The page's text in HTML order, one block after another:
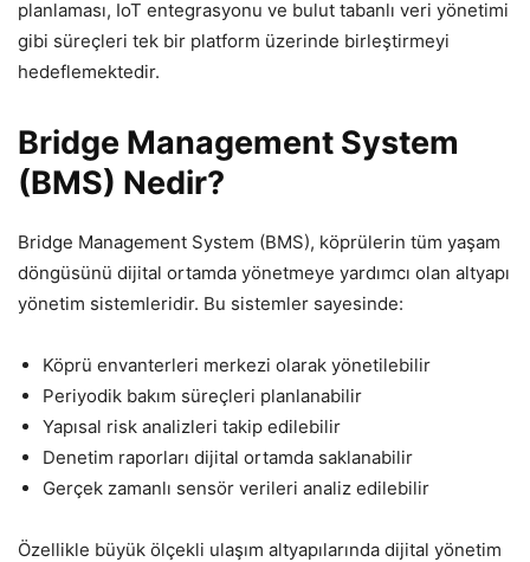
planlaması, IoT entegrasyonu ve bulut tabanlı veri yönetimi
gibi süreçleri tek bir platform üzerinde birleştirmeyi
hedeflemektedir.
Bridge Management System
(BMS) Nedir?
Bridge Management System (BMS), köprülerin tüm yaşam
döngüsünü dijital ortamda yönetmeye yardımcı olan altyapı
yönetim sistemleridir. Bu sistemler sayesinde:
Köprü envanterleri merkezi olarak yönetilebilir
Periyodik bakım süreçleri planlanabilir
Yapısal risk analizleri takip edilebilir
Denetim raporları dijital ortamda saklanabilir
Gerçek zamanlı sensör verileri analiz edilebilir
Özellikle büyük ölçekli ulaşım altyapılarında dijital yönetim